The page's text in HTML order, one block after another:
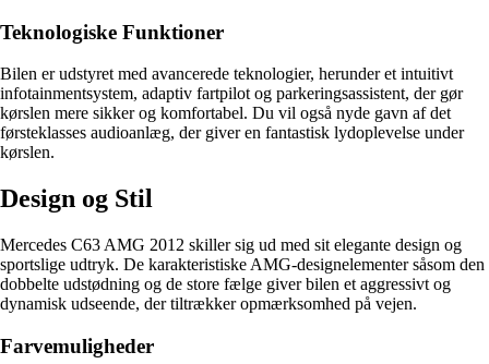
Teknologiske Funktioner
Bilen er udstyret med avancerede teknologier, herunder et intuitivt
infotainmentsystem, adaptiv fartpilot og parkeringsassistent, der gør
kørslen mere sikker og komfortabel. Du vil også nyde gavn af det
førsteklasses audioanlæg, der giver en fantastisk lydoplevelse under
kørslen.
Design og Stil
Mercedes C63 AMG 2012 skiller sig ud med sit elegante design og
sportslige udtryk. De karakteristiske AMG-designelementer såsom den
dobbelte udstødning og de store fælge giver bilen et aggressivt og
dynamisk udseende, der tiltrækker opmærksomhed på vejen.
Farvemuligheder